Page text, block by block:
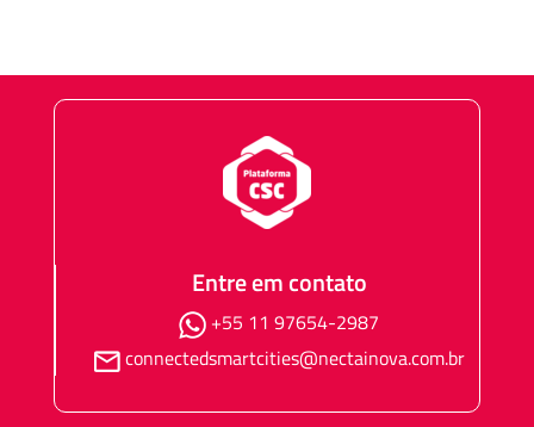
Entre em contato
+55 11 97654-2987
connectedsmartcities@nectainova.com.br